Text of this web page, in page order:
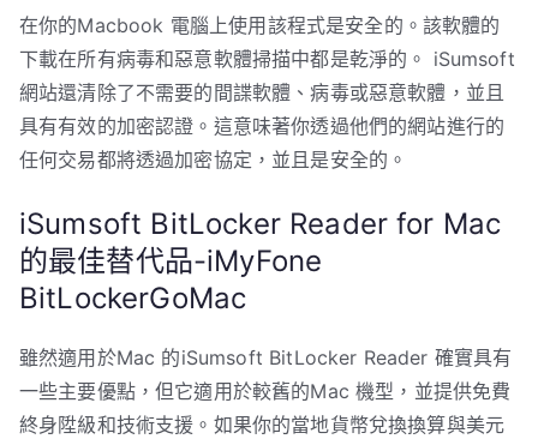
在你的Macbook 電腦上使用該程式是安全的。該軟體的
下載在所有病毒和惡意軟體掃描中都是乾淨的。 iSumsoft
網站還清除了不需要的間諜軟體、病毒或惡意軟體，並且
具有有效的加密認證。這意味著你透過他們的網站進行的
任何交易都將透過加密協定，並且是安全的。
iSumsoft BitLocker Reader for Mac
的最佳替代品-iMyFone
BitLockerGoMac
雖然適用於Mac 的iSumsoft BitLocker Reader 確實具有
一些主要優點，但它適用於較舊的Mac 機型，並提供免費
終身陞級和技術支援。如果你的當地貨幣兌換換算與美元